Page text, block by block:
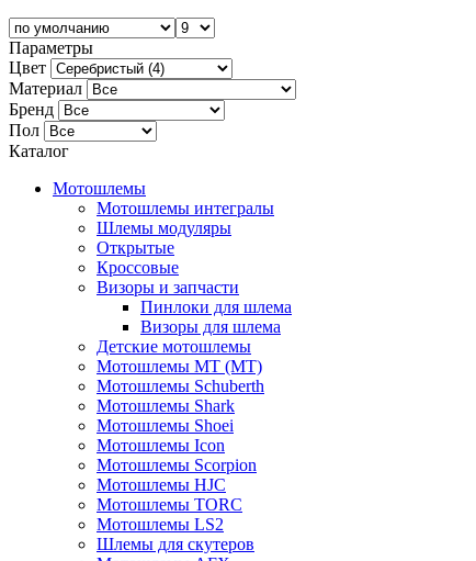
Параметры
Цвет
Материал
Бренд
Пол
Каталог
Мотошлемы
Мотошлемы интегралы
Шлемы модуляры
Открытые
Кросcовые
Визоры и запчасти
Пинлоки для шлема
Визоры для шлема
Детские мотошлемы
Мотошлемы MT (МТ)
Мотошлемы Schuberth
Мотошлемы Shark
Мотошлемы Shoei
Мотошлемы Icon
Мотошлемы Scorpion
Мотошлемы HJC
Мотошлемы TORC
Мотошлемы LS2
Шлемы для скутеров